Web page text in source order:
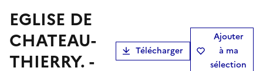
EGLISE DE
CHATEAU-
THIERRY. -
Télécharger
Ajouter
à ma
sélection